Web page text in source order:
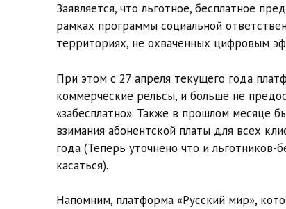
Заявляется, что льготное, бесплатное
рамках программы социальной
территориях, не охваченных цифровым
При этом с 27 апреля текущего года
коммерческие рельсы, и больше не
«забесплатно». Также в прошлом месяце
взимания абонентской платы для всех
года (Теперь уточнено что и
касаться).
Напомним, платформа «Русский мир»,